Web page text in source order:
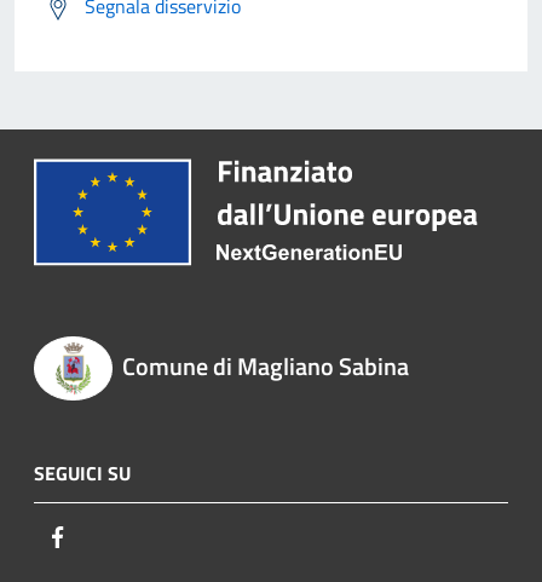
Segnala disservizio
Comune di Magliano Sabina
SEGUICI SU